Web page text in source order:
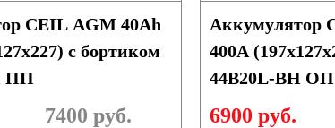
85 А/ч
CEIL AGM 40Ah
с бортиком
ПП
7400 руб.
Аккумулятор CEIL AGM 40Ah
400A
44B20L-BH ОП
6900 руб.